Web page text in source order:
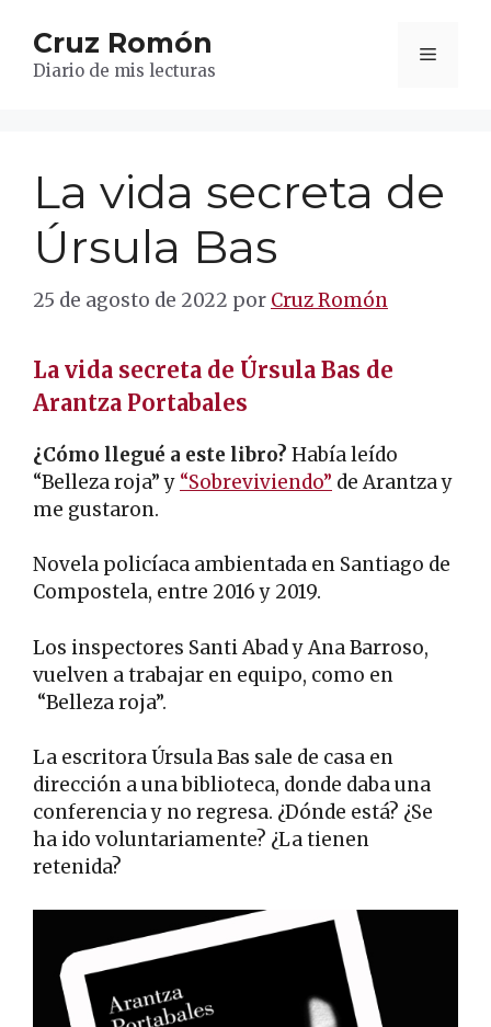
contenido
Cruz Romón
Diario de mis lecturas
Menú
La vida secreta de
Úrsula Bas
25 de agosto de 2022 por Cruz Romón
La vida secreta de Úrsula Bas de
Arantza Portabales
¿Cómo llegué a este libro? Había leído
“Belleza roja” y “Sobreviviendo” de Arantza y
me gustaron.
Novela policíaca ambientada en Santiago de
Compostela, entre 2016 y 2019.
Los inspectores Santi Abad y Ana Barroso,
vuelven a trabajar en equipo, como en
“Belleza roja”.
La escritora Úrsula Bas sale de casa en
dirección a una biblioteca, donde daba una
conferencia y no regresa. ¿Dónde está? ¿Se
ha ido voluntariamente? ¿La tienen
retenida?